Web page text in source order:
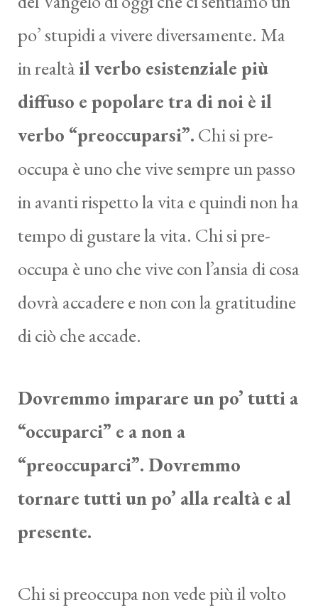
po’ stupidi a vivere diversamente. Ma
in realtàil verbo esistenziale più
diffuso e popolare tra di noi è il
verbo “preoccuparsi”. Chi si pre-
occupa è uno che vive sempre un passo
in avanti rispetto la vita e quindi non ha
tempo di gustare la vita. Chi si pre-
occupa è uno che vive con l’ansia di cosa
dovrà accadere e non con la gratitudine
di ciò che accade.
Dovremmo imparare un po’ tutti a
“occuparci” e a non a
“preoccuparci”. Dovremmo
tornare tutti un po’ alla realtà e al
presente.
Chi si preoccupa non vede più il volto